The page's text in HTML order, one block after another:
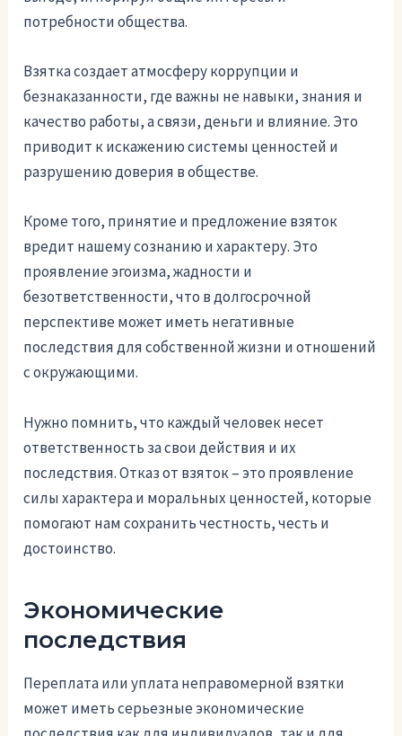
потребности общества.
Взятка создает атмосферу коррупции и
безнаказанности, где важны не навыки, знания и
качество работы, а связи, деньги и влияние. Это
приводит к искажению системы ценностей и
разрушению доверия в обществе.
Кроме того, принятие и предложение взяток
вредит нашему сознанию и характеру. Это
проявление эгоизма, жадности и
безответственности, что в долгосрочной
перспективе может иметь негативные
последствия для собственной жизни и отношений
с окружающими.
Нужно помнить, что каждый человек несет
ответственность за свои действия и их
последствия. Отказ от взяток – это проявление
силы характера и моральных ценностей, которые
помогают нам сохранить честность, честь и
достоинство.
Экономические
последствия
Переплата или уплата неправомерной взятки
может иметь серьезные экономические